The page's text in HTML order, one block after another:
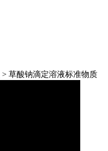
> 草酸钠滴定溶液标准物质